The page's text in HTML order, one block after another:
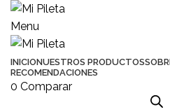
Menu
INICIONUESTROS PRODUCTOS
RECOMENDACIONES
0 Comparar